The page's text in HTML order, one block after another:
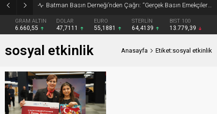
Batman Basın Derneği’nden Çağrı: “Gerçek Basın Emekçileri Desteklenmeli”
GRAM ALTIN
6.660,55
DOLAR
47,7111
EURO
55,1881
STERLİN
64,4139
BIST 100
13.779,39
sosyal etkinlik Anasayfa Etiket:sosyal etkinlik